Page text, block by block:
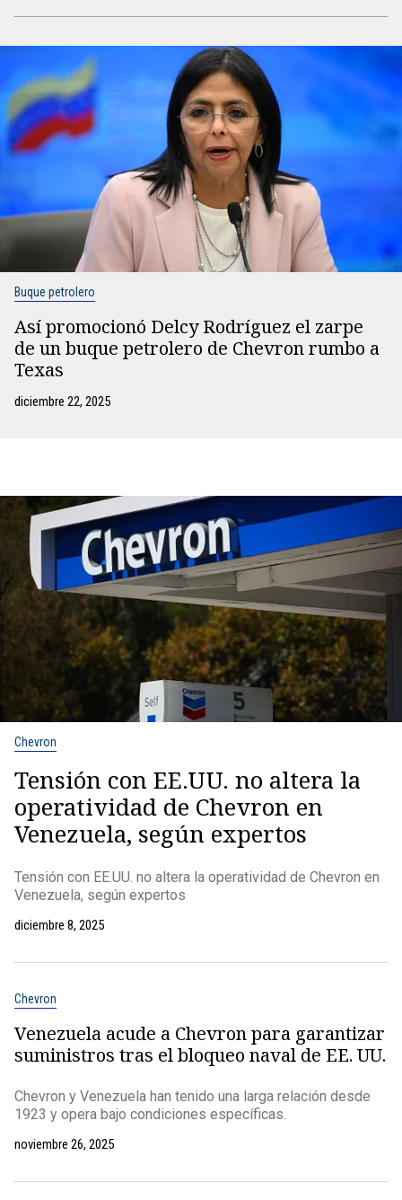
Buque petrolero
Así promocionó Delcy Rodríguez el zarpe
de un buque petrolero de Chevron rumbo a
Texas
diciembre 22, 2025
Chevron
Tensión con EE.UU. no altera la
operatividad de Chevron en
Venezuela, según expertos
Tensión con EE.UU. no altera la operatividad de Chevron en
Venezuela, según expertos
diciembre 8, 2025
Chevron
Venezuela acude a Chevron para garantizar
suministros tras el bloqueo naval de EE. UU.
Chevron y Venezuela han tenido una larga relación desde
1923 y opera bajo condiciones específicas.
noviembre 26, 2025